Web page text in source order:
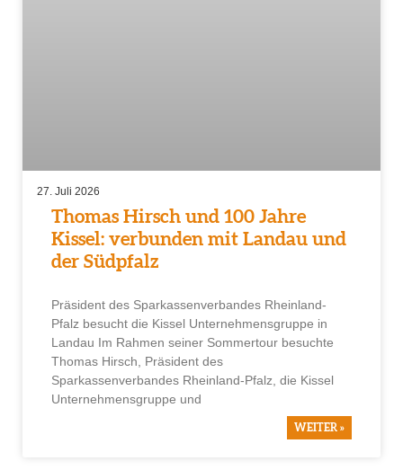
Thomas Hirsch und 100 Jahre
Kissel: verbunden mit Landau und
der Südpfalz
Präsident des Sparkassenverbandes Rheinland-
Pfalz besucht die Kissel Unternehmensgruppe in
Landau Im Rahmen seiner Sommertour besuchte
Thomas Hirsch, Präsident des
Sparkassenverbandes Rheinland-Pfalz, die Kissel
Unternehmensgruppe und
WEITER »
27. Juli 2026